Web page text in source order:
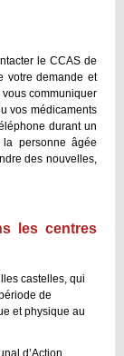
le CCAS de
votre demande et
communiquer
vos médicaments
durant un
personne âgée
des nouvelles,
les centres
castelles, qui
de
et physique au
d’Action